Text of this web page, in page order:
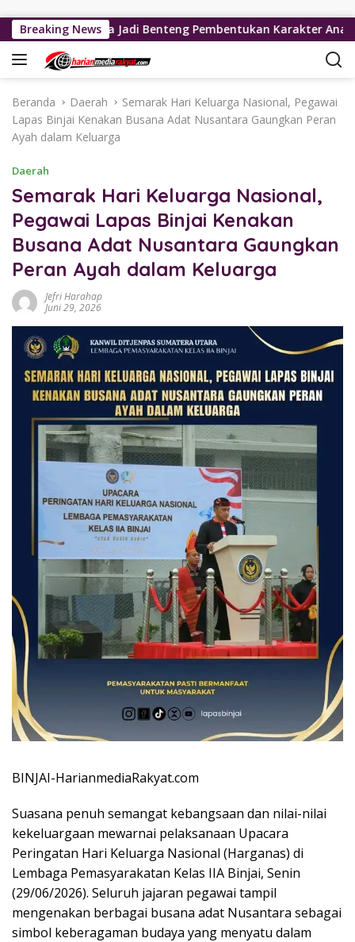
Breaking NewsJadi Benteng Pembentukan Karakter Anak
Beranda Daerah
Semarak Hari Keluarga Nasional, Pegawai
Lapas Binjai Kenakan Busana Adat Nusantara Gaungkan Peran
Ayah dalam Keluarga
Daerah
Semarak Hari Keluarga Nasional,
Pegawai Lapas Binjai Kenakan
Busana Adat Nusantara Gaungkan
Peran Ayah dalam Keluarga
Jefri Harahap
Juni 29, 2026
BINJAI-HarianmediaRakyat.com
Suasana penuh semangat kebangsaan dan nilai-nilai
kekeluargaan mewarnai pelaksanaan Upacara
Peringatan Hari Keluarga Nasional (Harganas) di
Lembaga Pemasyarakatan Kelas IIA Binjai, Senin
(29/06/2026). Seluruh jajaran pegawai tampil
mengenakan berbagai busana adat Nusantara sebagai
simbol keberagaman budaya yang menyatu dalam